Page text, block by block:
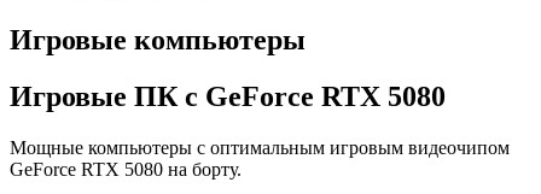
Игровые компьютеры
Игровые ПК с GeForce RTX 5080
Мощные компьютеры с оптимальным игровым видеочипом
GeForce RTX 5080 на борту.